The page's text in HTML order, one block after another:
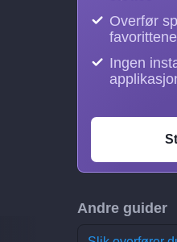
Overfør
Ingen
Andre guider